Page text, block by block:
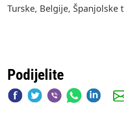
Turske, Belgije, Španjolske
Podijelite